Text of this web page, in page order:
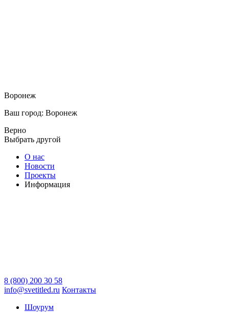
Воронеж
Ваш город: Воронеж
Верно
Выбрать другой
О нас
Новости
Проекты
Информация
8 (800) 200 30 58
info@svetitled.ru Контакты
Шоурум